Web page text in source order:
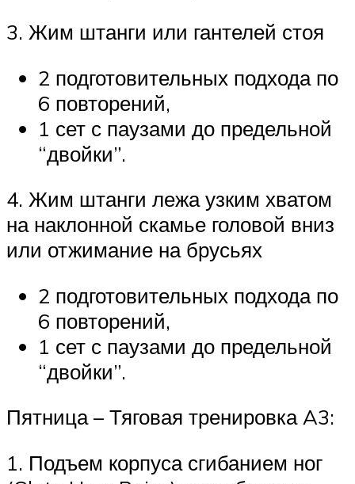
3. Жим штанги или гантелей стоя
2 подготовительных подхода по
6 повторений,
1 сет с паузами до предельной
“двойки”.
4. Жим штанги лежа узким хватом
на наклонной скамье головой вниз
или отжимание на брусьях
2 подготовительных подхода по
6 повторений,
1 сет с паузами до предельной
“двойки”.
Пятница – Тяговая тренировка A3:
1. Подъем корпуса сгибанием ног